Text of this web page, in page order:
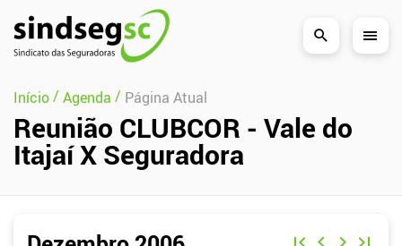
Pular Navegação (s)
Início/ Agenda / Página Atual
Reunião CLUBCOR - Vale do
Itajaí X Seguradora